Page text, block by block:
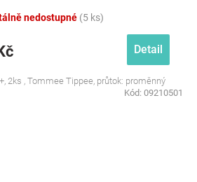
nedostupné (5 ks)
Detail
2ks , Tommee Tippee, průtok: proměnný
Kód: 09210501